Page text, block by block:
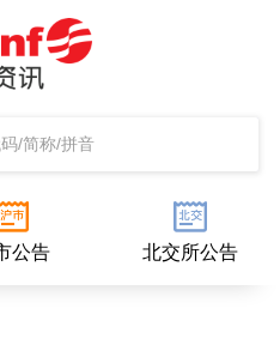
/简称/拼音
公告 北交所公告